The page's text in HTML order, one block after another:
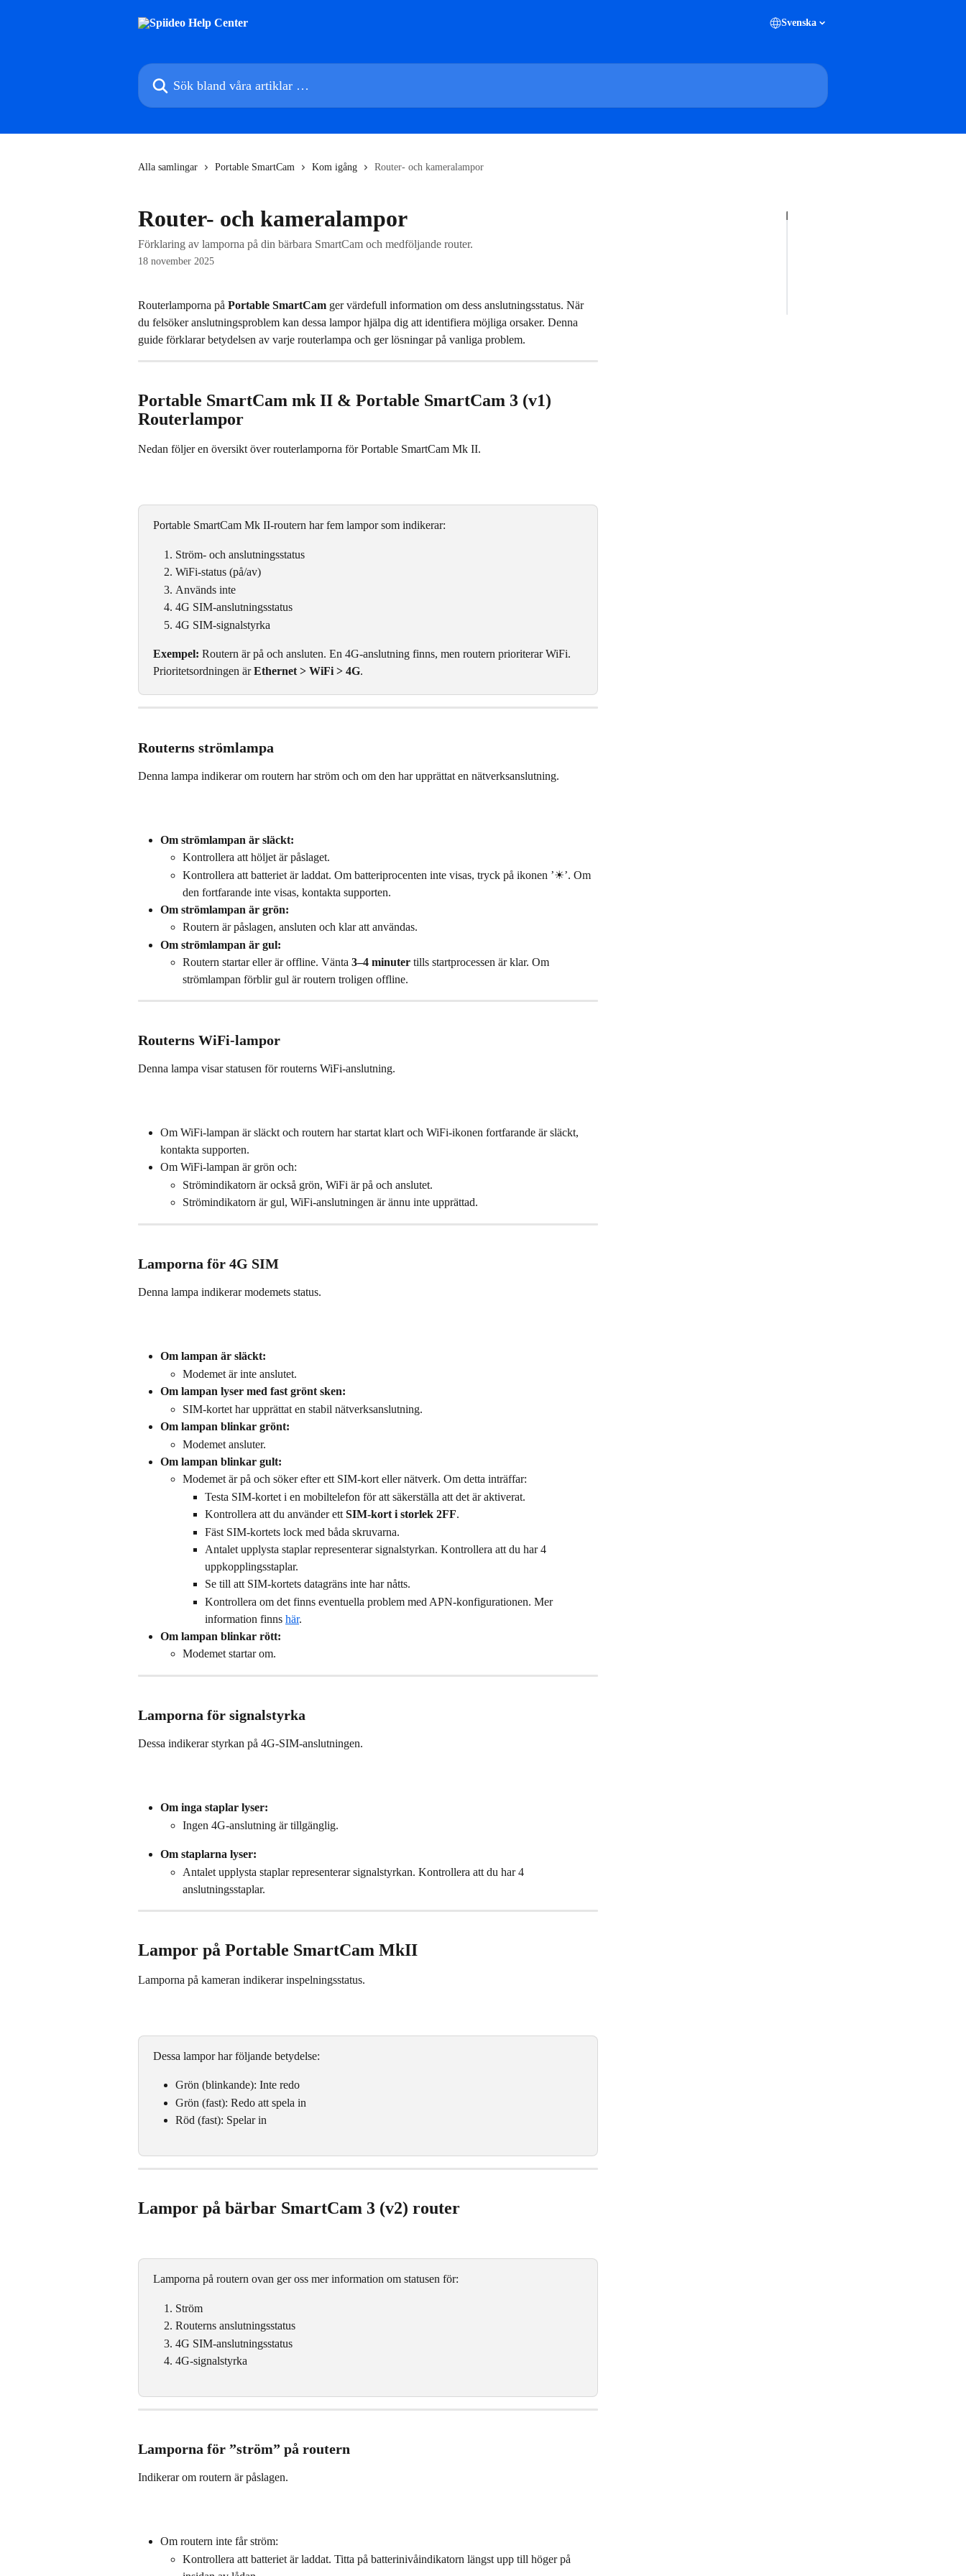
Svenska
Sök bland våra artiklar …
Alla samlingar Portable SmartCam Kom igång Router- och kameralampor
Router- och kameralampor
Förklaring av lamporna på din bärbara SmartCam och medföljande router.
18 november 2025
Routerlamporna på Portable SmartCam ger värdefull information om dess anslutningsstatus. När
du felsöker anslutningsproblem kan dessa lampor hjälpa dig att identifiera möjliga orsaker. Denna
guide förklarar betydelsen av varje routerlampa och ger lösningar på vanliga problem.
Portable SmartCam mk II & Portable SmartCam 3 (v1)
Routerlampor
Nedan följer en översikt över routerlamporna för Portable SmartCam Mk II.
Portable SmartCam Mk II-routern har fem lampor som indikerar:
Ström- och anslutningsstatus
WiFi-status (på/av)
Används inte
4G SIM-anslutningsstatus
4G SIM-signalstyrka
Exempel: Routern är på och ansluten. En 4G-anslutning finns, men routern prioriterar WiFi.
Prioritetsordningen är Ethernet > WiFi > 4G.
Routerns strömlampa
Denna lampa indikerar om routern har ström och om den har upprättat en nätverksanslutning.
Om strömlampan är släckt:
Kontrollera att höljet är påslaget.
Kontrollera att batteriet är laddat. Om batteriprocenten inte visas, tryck på ikonen ’☀︎’. Om
den fortfarande inte visas, kontakta supporten.
Om strömlampan är grön:
Routern är påslagen, ansluten och klar att användas.
Om strömlampan är gul:
Routern startar eller är offline. Vänta 3–4 minuter tills startprocessen är klar. Om
strömlampan förblir gul är routern troligen offline.
Routerns WiFi-lampor
Denna lampa visar statusen för routerns WiFi-anslutning.
Om WiFi-lampan är släckt och routern har startat klart och WiFi-ikonen fortfarande är släckt,
kontakta supporten.
Om WiFi-lampan är grön och:
Strömindikatorn är också grön, WiFi är på och anslutet.
Strömindikatorn är gul, WiFi-anslutningen är ännu inte upprättad.
Lamporna för 4G SIM
Denna lampa indikerar modemets status.
Om lampan är släckt:
Modemet är inte anslutet.
Om lampan lyser med fast grönt sken:
SIM-kortet har upprättat en stabil nätverksanslutning.
Om lampan blinkar grönt:
Modemet ansluter.
Om lampan blinkar gult:
Modemet är på och söker efter ett SIM-kort eller nätverk. Om detta inträffar:
Testa SIM-kortet i en mobiltelefon för att säkerställa att det är aktiverat.
Kontrollera att du använder ett SIM-kort i storlek 2FF.
Fäst SIM-kortets lock med båda skruvarna.
Antalet upplysta staplar representerar signalstyrkan. Kontrollera att du har 4
uppkopplingsstaplar.
Se till att SIM-kortets datagräns inte har nåtts.
Kontrollera om det finns eventuella problem med APN-konfigurationen. Mer
information finns här.
Om lampan blinkar rött:
Modemet startar om.
Lamporna för signalstyrka
Dessa indikerar styrkan på 4G-SIM-anslutningen.
Om inga staplar lyser:
Ingen 4G-anslutning är tillgänglig.
Om staplarna lyser:
Antalet upplysta staplar representerar signalstyrkan. Kontrollera att du har 4
anslutningsstaplar.
Lampor på Portable SmartCam MkII
Lamporna på kameran indikerar inspelningsstatus.
Dessa lampor har följande betydelse:
Grön (blinkande): Inte redo
Grön (fast): Redo att spela in
Röd (fast): Spelar in
Lampor på bärbar SmartCam 3 (v2) router
Lamporna på routern ovan ger oss mer information om statusen för:
Ström
Routerns anslutningsstatus
4G SIM-anslutningsstatus
4G-signalstyrka
Lamporna för ”ström” på routern
Indikerar om routern är påslagen.
Om routern inte får ström:
Kontrollera att batteriet är laddat. Titta på batterinivåindikatorn längst upp till höger på